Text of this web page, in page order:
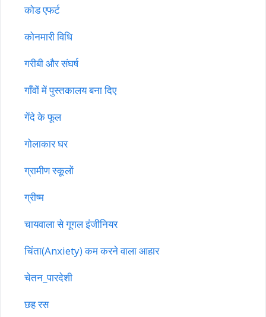
कोड एफर्ट
कोनमारी विधि
गरीबी और संघर्ष
गाँवों में पुस्तकालय बना दिए
गेंदे के फूल
गोलाकार घर
ग्रामीण स्कूलों
ग्रीष्म
चायवाला से गूगल इंजीनियर
चिंता(Anxiety) कम करने वाला आहार
चेतन_पारदेशी
छह रस